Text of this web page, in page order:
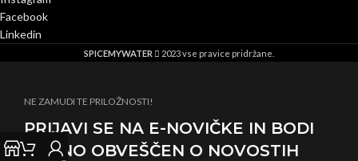
Facebook
Linkedin
SPICEMYWATER 2023 vse pravice pridržane.
NE ZAMUDI TE PRILOŽNOSTI!
PRIJAVI SE NA E-NOVIČKE IN BODI
REDNO OBVEŠČEN O NOVOSTIH